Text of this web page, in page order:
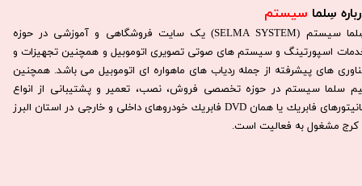
سِلما سیستم​​​​​​​
سِلما سيستم (SELMA SYSTEM) یک سایت فروشگاهی و آموزشی در حوزه
اسپورتینگ و سیستم های صوتی تصویری اتوموبیل و همچنین تجهیزات و
های پیشرفته از جمله ردیاب های ماهواره ای اتوموبیل می باشد. همچنين
سلما سيستم در حوزه تخصصی فروش، نصب، تعمير و پشتيبانی از انواع
مانيتورهای فابريك يا همان DVD فابريك خودروهای داخلی و خارجی در استان البرز
كرج مشغول به فعاليت است.​​​​​​​